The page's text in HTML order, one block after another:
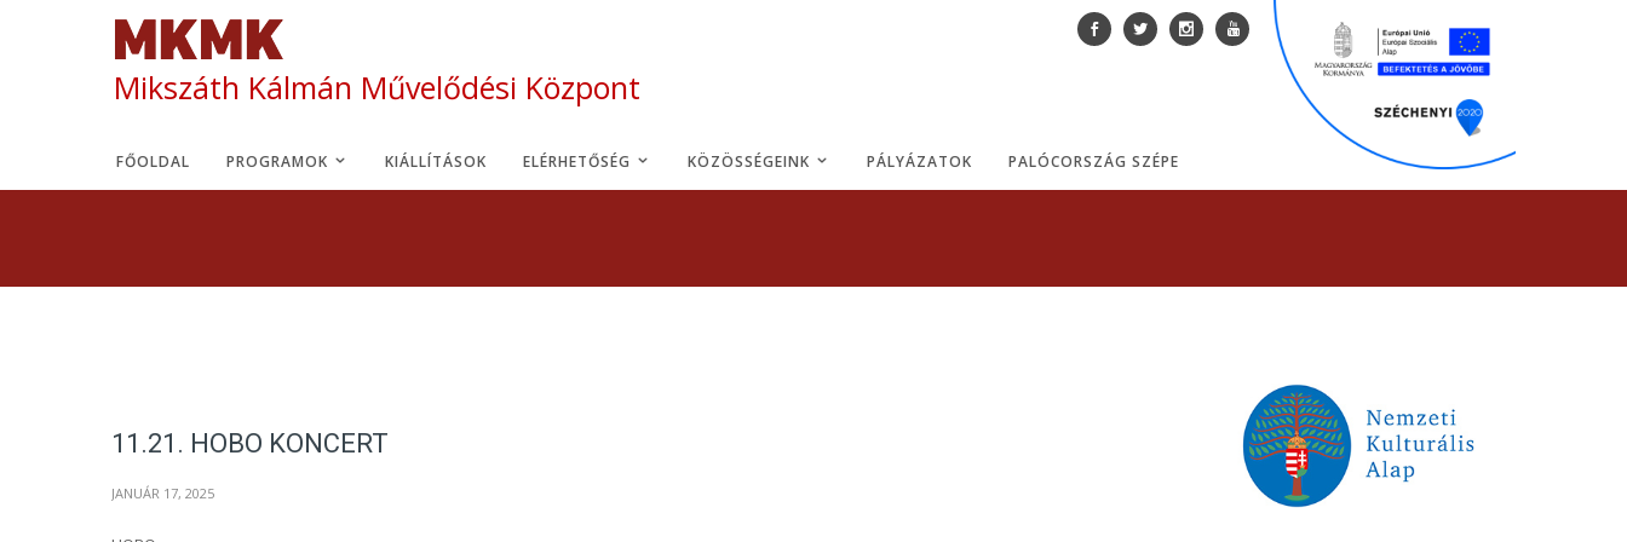
Mikszáth Kálmán Művelődési Központ
FŐOLDAL PROGRAMOK KIÁLLÍTÁSOK ELÉRHETŐSÉG KÖZÖSSÉGEINK PÁLYÁZATOK PALÓCORSZÁG SZÉPE
11.21. HOBO KONCERT
JANUÁR 17, 2025